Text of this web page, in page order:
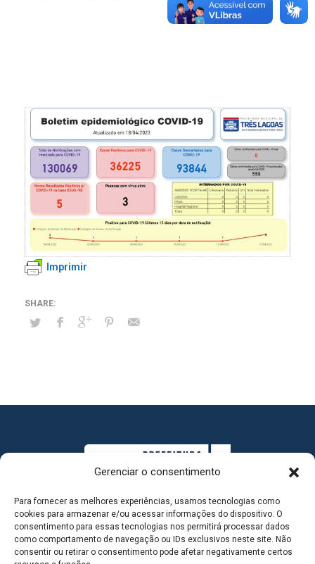
Gerenciar o consentimento
Para fornecer as melhores experiências, usamos tecnologias como
cookies para armazenar e/ou acessar informações do dispositivo. O
consentimento para essas tecnologias nos permitirá processar dados
como comportamento de navegação ou IDs exclusivos neste site. Não
consentir ou retirar o consentimento pode afetar negativamente certos
Imprimir
MAPA DO SITE